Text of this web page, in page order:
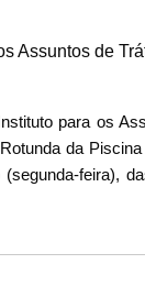
Assuntos de
para os
da
feira),